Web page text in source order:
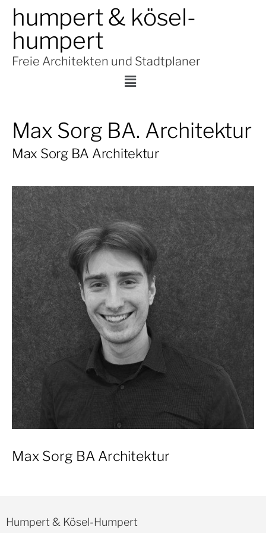
humpert & kösel-
humpert
Freie Architekten und Stadtplaner
Max Sorg BA. Architektur
Max Sorg BA Architektur
Max Sorg BA Architektur
Humpert & Kösel-Humpert